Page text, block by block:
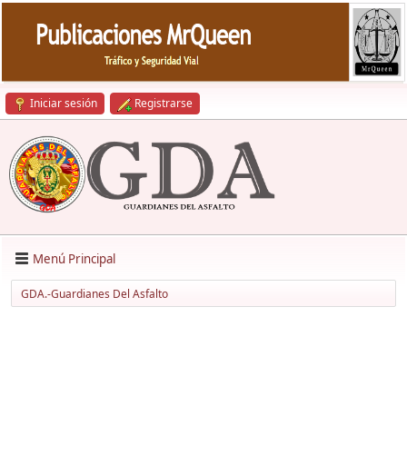
Iniciar sesión Registrarse
Menú Principal
GDA.-Guardianes Del Asfalto